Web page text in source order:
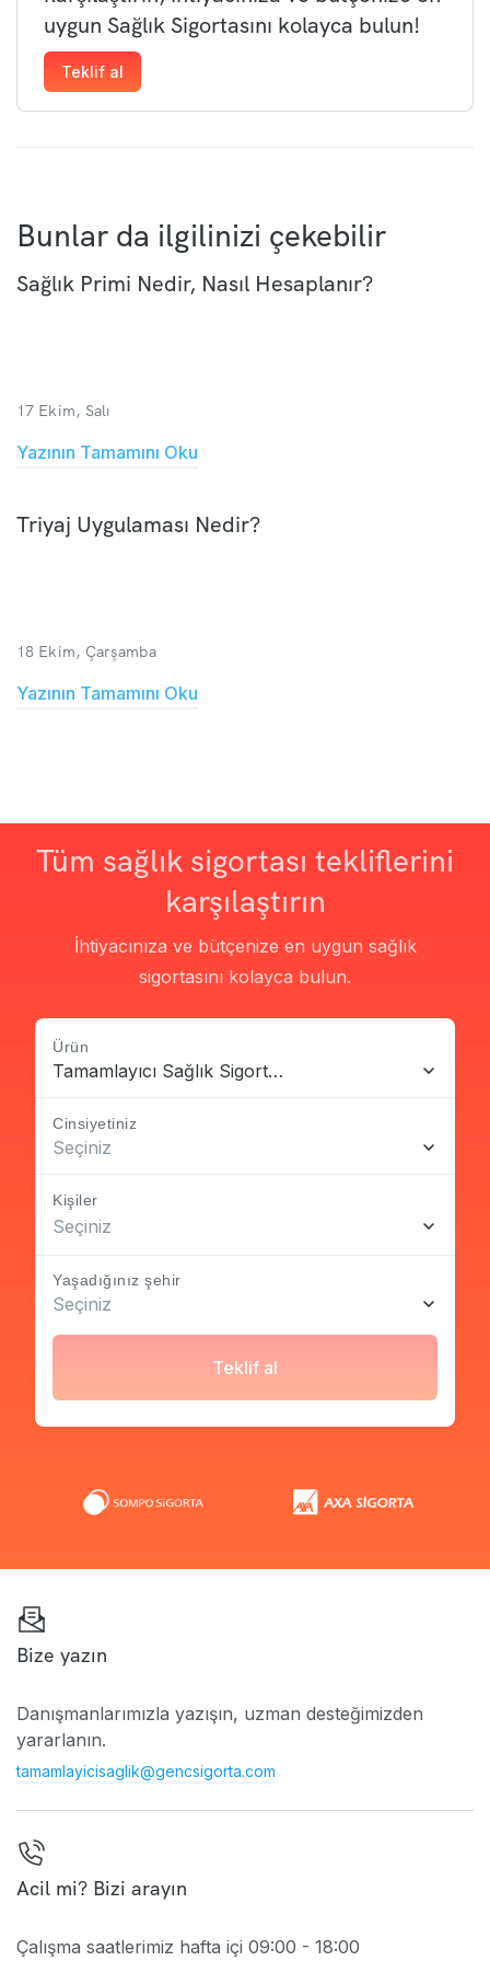
uygun Sağlık Sigortasını kolayca bulun!
Teklif al
Bunlar da ilgilinizi çekebilir
Sağlık Primi Nedir, Nasıl Hesaplanır?
17 Ekim, Salı
Yazının Tamamını Oku
Triyaj Uygulaması Nedir?
18 Ekim, Çarşamba
Yazının Tamamını Oku
Tüm sağlık sigortası tekliflerini
karşılaştırın
İhtiyacınıza ve bütçenize en uygun sağlık
sigortasını kolayca bulun.
Ürün
Tamamlayıcı Sağlık Sigortası
Cinsiyetiniz
Seçiniz
Kişiler
Seçiniz
Yaşadığınız şehir
Seçiniz
Teklif al
Bize yazın
Danışmanlarımızla yazışın, uzman desteğimizden
yararlanın.
tamamlayicisaglik@gencsigorta.com
Acil mi? Bizi arayın
Çalışma saatlerimiz hafta içi 09:00 - 18:00